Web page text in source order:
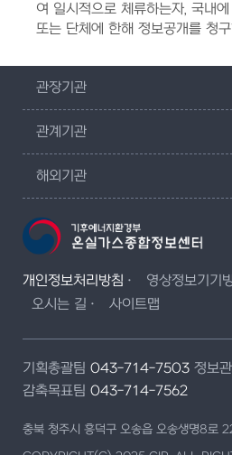
여 일시적으로 체류하는자, 국내
또는 단체에 한해 정보공개를 청
관장기관
관계기관
해외기관
개인정보처리방침 영상정보기기
오시는 길
사이트맵
기획총괄팀 043-714-7503 정보
감축목표팀 043-714-7562
충북 청주시 흥덕구 오송읍 오송생명8로